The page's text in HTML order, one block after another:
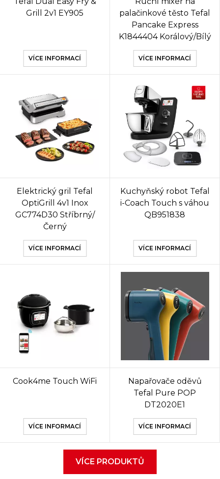
Grill 2v1 EY905
VÍCE INFORMACÍ
palačinkové těsto Tefal
Pancake Express
K1844404 Korálový/Bílý
VÍCE INFORMACÍ
Elektrický gril Tefal
OptiGrill 4v1 Inox
GC774D30 Stříbrný/
Černý
VÍCE INFORMACÍ
Kuchyňský robot Tefal
i-Coach Touch s váhou
QB951838
VÍCE INFORMACÍ
Cook4me Touch WiFi
VÍCE INFORMACÍ
Napařovače oděvů
Tefal Pure POP
DT2020E1
VÍCE INFORMACÍ
VÍCE PRODUKTŮ